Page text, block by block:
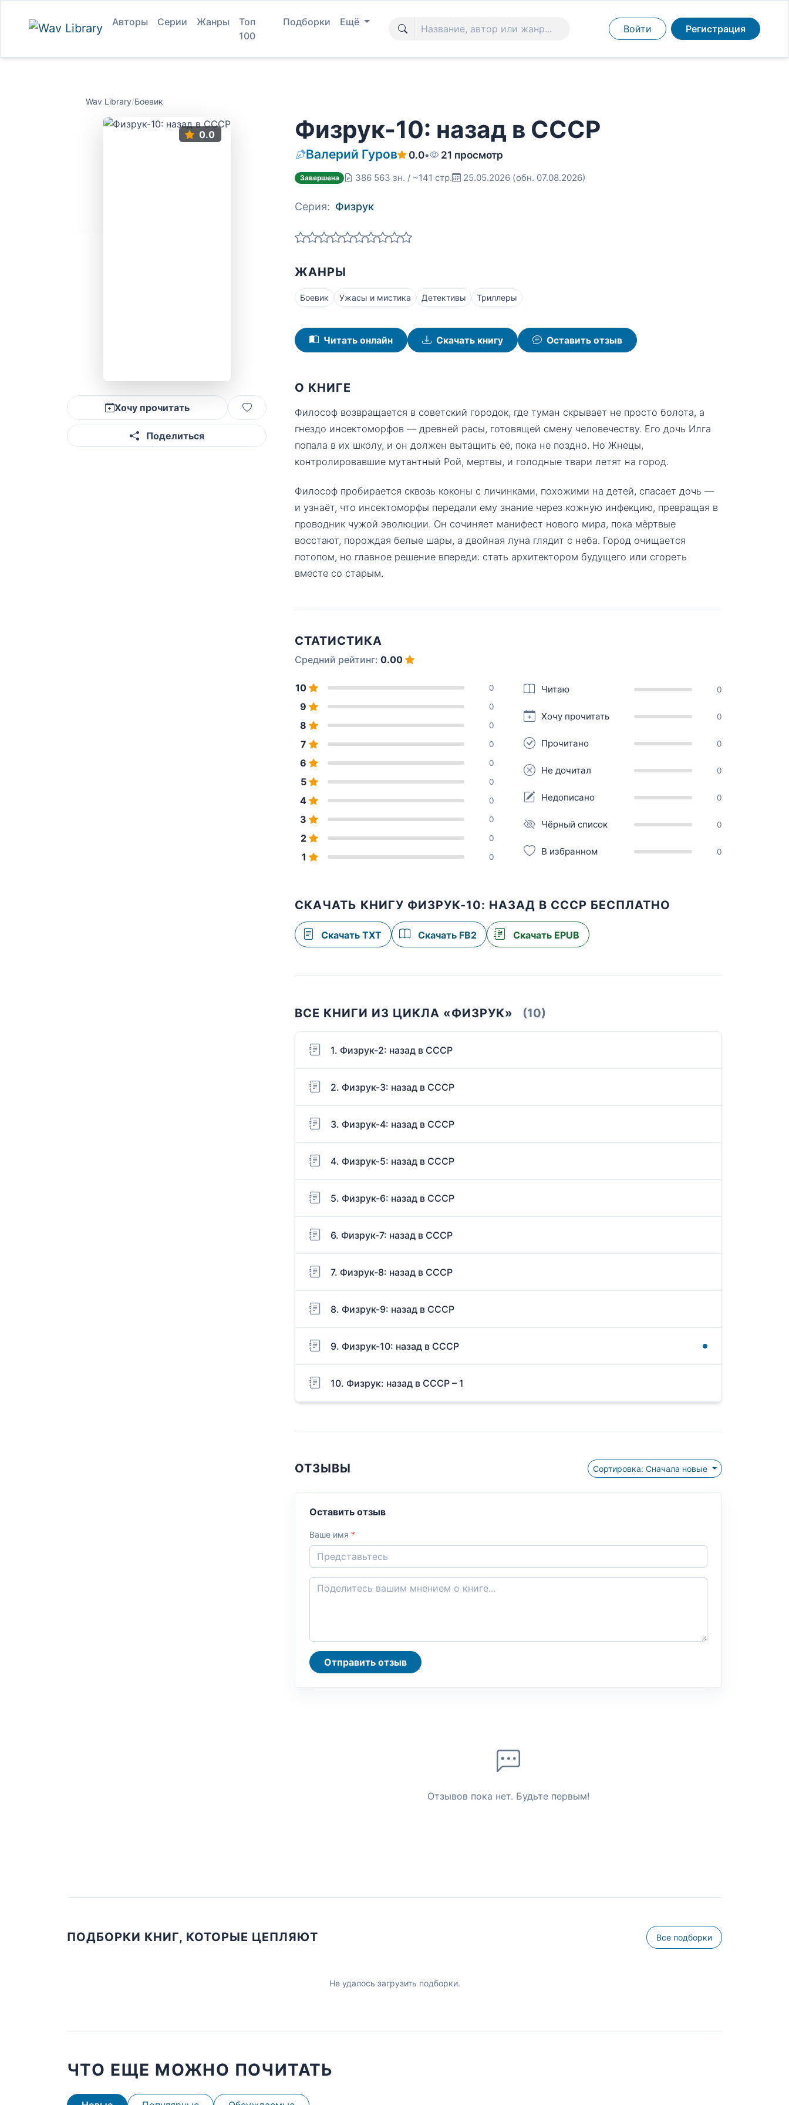
Авторы Серии Жанры
Топ
100
Подборки Ещё
Войти Регистрация
Wav Library/Боевик
0.0
Хочу прочитать
Поделиться
Физрук-10: назад в СССР
Валерий Гуров 0.0• 21 просмотр
Завершена 386 563 зн. / ~141 стр. 25.05.2026 (обн. 07.08.2026)
Серия: Физрук
ЖАНРЫ
Боевик Ужасы и мистика Детективы Триллеры
Читать онлайн Скачать книгу Оставить отзыв
О КНИГЕ
Философ возвращается в советский городок, где туман скрывает не просто болота, а
гнездо инсектоморфов — древней расы, готовящей смену человечеству. Его дочь Илга
попала в их школу, и он должен вытащить её, пока не поздно. Но Жнецы,
контролировавшие мутантный Рой, мертвы, и голодные твари летят на город.
Философ пробирается сквозь коконы с личинками, похожими на детей, спасает дочь —
и узнаёт, что инсектоморфы передали ему знание через кожную инфекцию, превращая в
проводник чужой эволюции. Он сочиняет манифест нового мира, пока мёртвые
восстают, порождая белые шары, а двойная луна глядит с неба. Город очищается
потопом, но главное решение впереди: стать архитектором будущего или сгореть
вместе со старым.
СТАТИСТИКА
Средний рейтинг: 0.00
10 0
9 0
8 0
7 0
6 0
5 0
4 0
3 0
2 0
1 0
Читаю 0
Хочу прочитать 0
Прочитано 0
Не дочитал 0
Недописано 0
Чёрный список 0
В избранном 0
СКАЧАТЬ КНИГУ ФИЗРУК-10: НАЗАД В СССР БЕСПЛАТНО
Скачать TXT Скачать FB2 Скачать EPUB
ВСЕ КНИГИ ИЗ ЦИКЛА «ФИЗРУК» (10)
1. Физрук-2: назад в СССР
2. Физрук-3: назад в СССР
3. Физрук-4: назад в СССР
4. Физрук-5: назад в СССР
5. Физрук-6: назад в СССР
6. Физрук-7: назад в СССР
7. Физрук-8: назад в СССР
8. Физрук-9: назад в СССР
9. Физрук-10: назад в СССР
10. Физрук: назад в СССР – 1
ОТЗЫВЫ Сортировка: Сначала новые
Оставить отзыв
Ваше имя *
Отправить отзыв
Отзывов пока нет. Будьте первым!
ПОДБОРКИ КНИГ, КОТОРЫЕ ЦЕПЛЯЮТ Все подборки
Не удалось загрузить подборки.
ЧТО ЕЩЕ МОЖНО ПОЧИТАТЬ